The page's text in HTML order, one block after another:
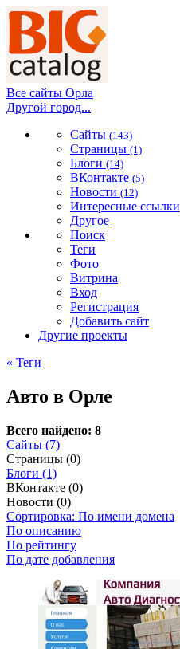
Все сайты Орла
Другой город...
Сайты (143)
Страницы (1)
Блоги (14)
ВКонтакте (5)
Новости (12)
Интересные ссылки
Другое
Поиск
Теги
Фото
Витрина
Вход
Регистрация
Добавить сайт
Другие проекты
« Теги
Авто в Орле
Всего найдено: 8
Сайты (7)
Страницы (0)
Блоги (1)
ВКонтакте (0)
Новости (0)
Сортировка: По имени домена
По описанию
По рейтингу
По дате добавления